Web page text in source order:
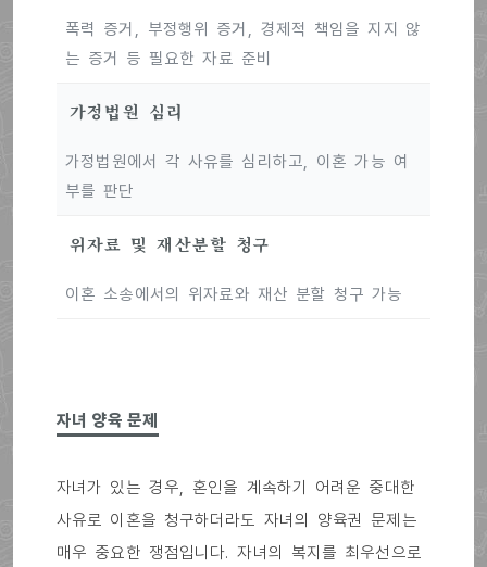
폭력 증거, 부정행위 증거, 경제적 책임을 지지 않
는 증거 등 필요한 자료 준비
가정법원 심리
가정법원에서 각 사유를 심리하고, 이혼 가능 여
부를 판단
위자료 및 재산분할 청구
이혼 소송에서의 위자료와 재산 분할 청구 가능
자녀 양육 문제
자녀가 있는 경우, 혼인을 계속하기 어려운 중대한
사유로 이혼을 청구하더라도 자녀의 양육권 문제는
매우 중요한 쟁점입니다. 자녀의 복지를 최우선으로